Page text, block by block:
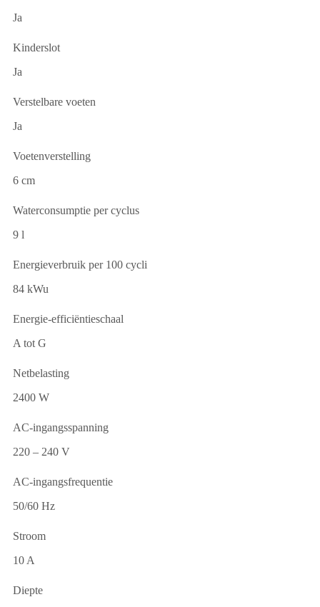
Ja
Kinderslot
Ja
Verstelbare voeten
Ja
Voetenverstelling
6 cm
Waterconsumptie per cyclus
9 l
Energieverbruik per 100 cycli
84 kWu
Energie-efficiëntieschaal
A tot G
Netbelasting
2400 W
AC-ingangsspanning
220 – 240 V
AC-ingangsfrequentie
50/60 Hz
Stroom
10 A
Diepte